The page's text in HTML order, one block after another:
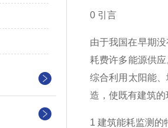
0 引言
由于我国在早期
耗费许多能源供
综合利用太阳能
造，使既有建筑的
1 建筑能耗监测的